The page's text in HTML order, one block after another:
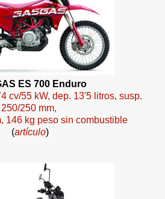
ES 700 Enduro
cv/55 kW, dep. 13'5 litros, susp.
250/250 mm,
146 kg peso sin combustible
(artículo)